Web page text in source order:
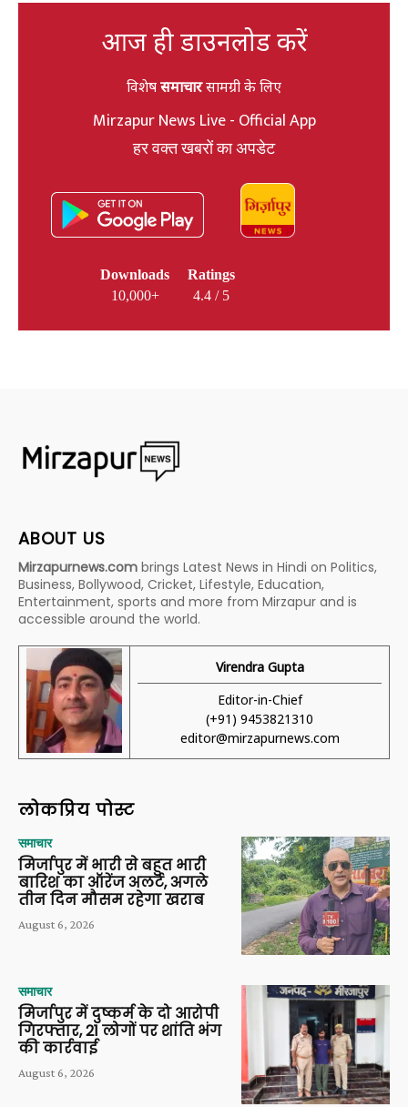
आज ही डाउनलोड करें
विशेषसमाचारसामग्री के लिए
Mirzapur News Live - Official App
हर वक्त खबरों का अपडेट
Downloads
10,000+
Ratings
4.4 / 5
ABOUT US
Mirzapurnews.com brings Latest News in Hindi on Politics,
Business, Bollywood, Cricket, Lifestyle, Education,
Entertainment, sports and more from Mirzapur and is
accessible around the world.
Virendra Gupta
Editor-in-Chief
(+91) 9453821310
editor@mirzapurnews.com
लोकप्रिय पोस्ट
समाचार
मिर्जापुर में भारी से बहुत भारी
बारिश का ऑरेंज अलर्ट, अगले
तीन दिन मौसम रहेगा खराब
August 6, 2026
समाचार
मिर्जापुर में दुष्कर्म के दो आरोपी
गिरफ्तार, 21 लोगों पर शांति भंग
की कार्रवाई
August 6, 2026